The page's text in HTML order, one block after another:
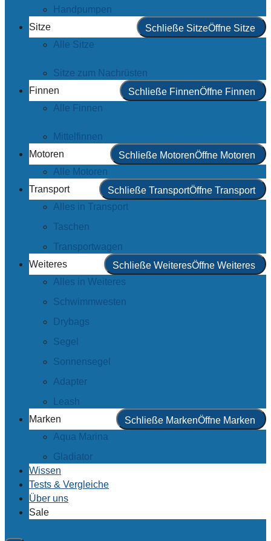
Handpumpen
Sitze
Schließe SitzeÖffne Sitze
Alle Sitze
Sitze zum Nachrüsten
Finnen
Schließe FinnenÖffne Finnen
Alle Finnen
Mittelfinnen
Motoren
Schließe MotorenÖffne Motoren
Alle Motoren
Transport
Schließe TransportÖffne Transport
Alles in Transport
Taschen
Transportwagen
Weiteres
Schließe WeiteresÖffne Weiteres
Alles in Weiteres
Schwimmwesten
Drybags
Segel
Sonnensegel
Adapter
Leash
Marken
Schließe MarkenÖffne Marken
Aqua Marina
Gladiator
Wissen
Tests & Vergleiche
Über uns
Sale